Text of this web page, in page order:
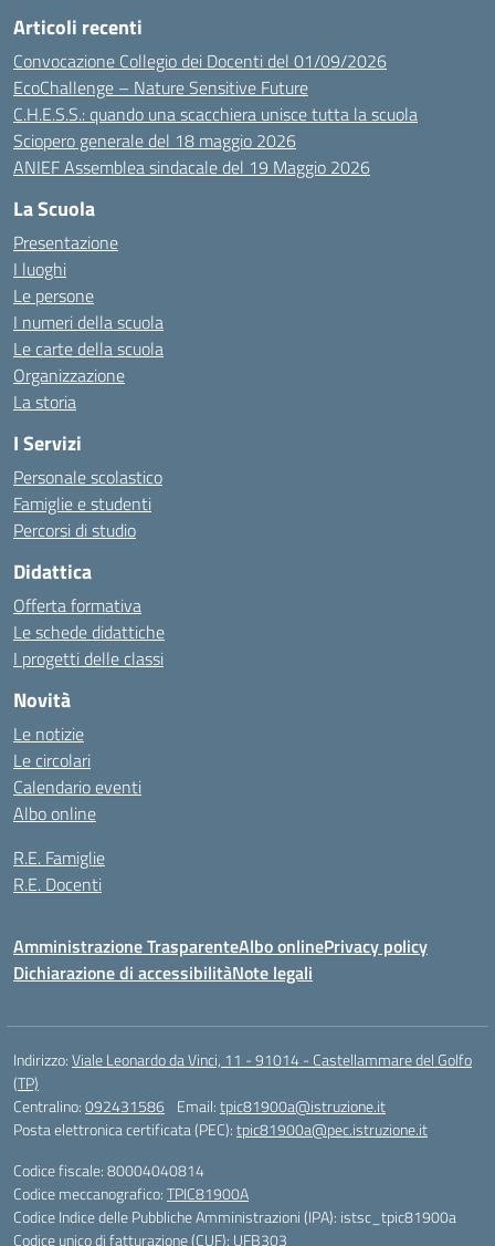
Articoli recenti
Convocazione Collegio dei Docenti del 01/09/2026
EcoChallenge – Nature Sensitive Future
C.H.E.S.S.: quando una scacchiera unisce tutta la scuola
Sciopero generale del 18 maggio 2026
ANIEF Assemblea sindacale del 19 Maggio 2026
La Scuola
Presentazione
I luoghi
Le persone
I numeri della scuola
Le carte della scuola
Organizzazione
La storia
I Servizi
Personale scolastico
Famiglie e studenti
Percorsi di studio
Didattica
Offerta formativa
Le schede didattiche
I progetti delle classi
Novità
Le notizie
Le circolari
Calendario eventi
Albo online
R.E. Famiglie
R.E. Docenti
Amministrazione TrasparenteAlbo onlinePrivacy policy
Dichiarazione di accessibilitàNote legali
Indirizzo:Viale Leonardo da Vinci, 11 - 91014 - Castellammare del Golfo
(TP)
Centralino:092431586 Email:tpic81900a@istruzione.it
Posta elettronica certificata (PEC):tpic81900a@pec.istruzione.it
Codice fiscale: 80004040814
Codice meccanografico:TPIC81900A
Codice Indice delle Pubbliche Amministrazioni (IPA): istsc_tpic81900a
Codice unico di fatturazione (CUF): UFB303